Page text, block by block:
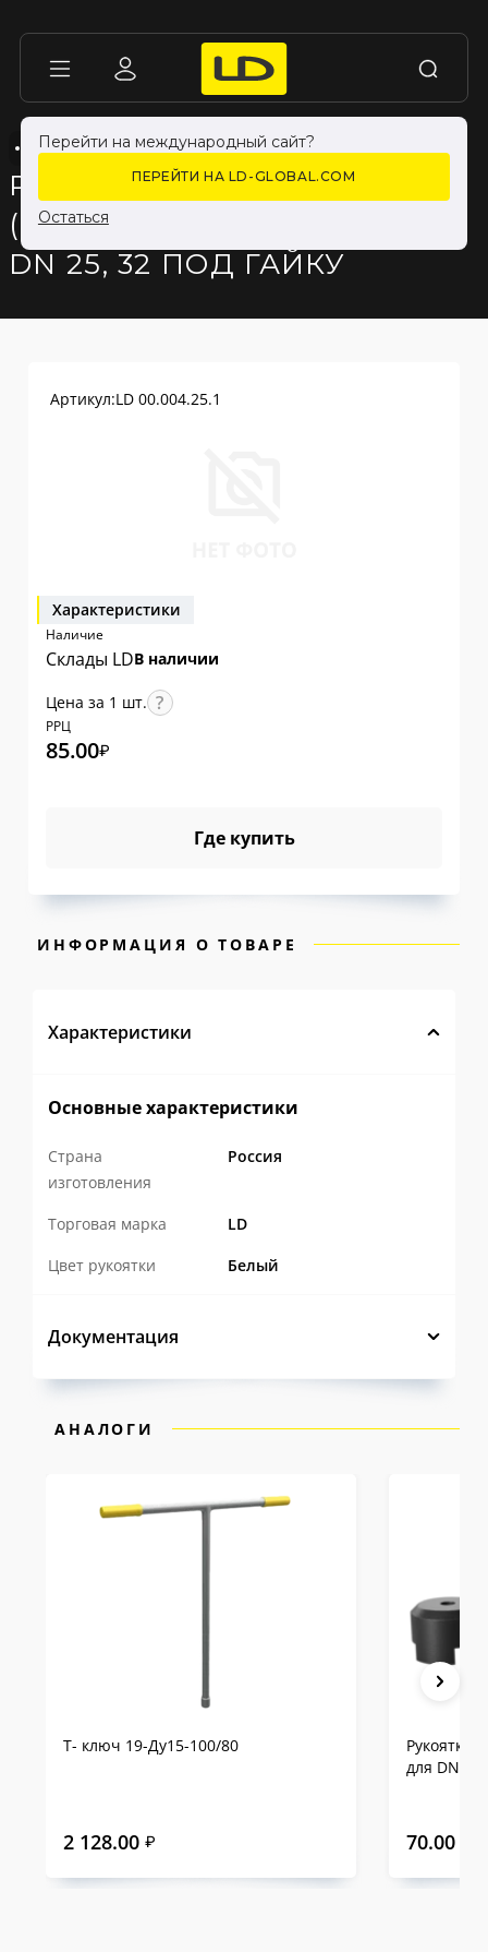
Перейти на международный сайт?
ПЕРЕЙТИ НА LD-GLOBAL.COM
Остаться
КОМПЛЕКТУЮЩИЕ ДЛЯ ЛАТУННЫХ КРАНОВ
РУКОЯТКА "БАБОЧКА"
(БЕЛАЯ) LD PRIDE ДЛЯ
DN 25, 32 ПОД ГАЙКУ
КОМПЛЕКТУЮЩИЕ ДЛЯ ЛАТУННЫХ КРАНОВ
Артикул:LD 00.004.25.1
Характеристики
Наличие
Склады LDВ наличии
Цена за 1 шт.
РРЦ
85.00₽
Где купить
ИНФОРМАЦИЯ О ТОВАРЕ
Характеристики
Основные характеристики
Страна
изготовления
Россия
Торговая марка
LD
Цвет рукоятки
Белый
Документация
АНАЛОГИ
Т- ключ 19-Ду15-100/80
2 128.00 ₽
Рукоятка
для DN
70.00